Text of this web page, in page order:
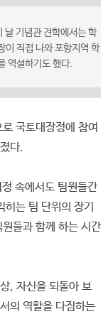
날 기념관 견학에서는 학
이 직접 나와 포항지역 학
역설하기도 했다.
국토대장정에 참여
다.
속에서도 팀원들간
는 팀 단위의 장기
들과 함께 하는 시간
, 자신을 되돌아 보
의 역할을 다짐하는